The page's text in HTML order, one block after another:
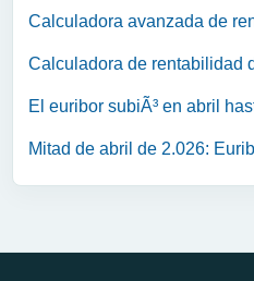
Calculadora avanzada de
Calculadora de rentabilidad
El euribor subiÃ³ en abril
Mitad de abril de 2.026: